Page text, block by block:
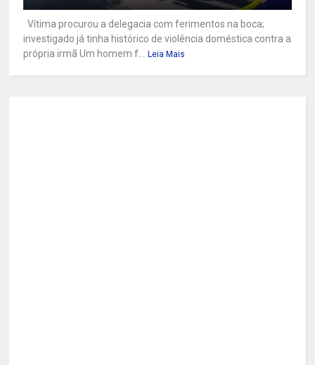
Vítima procurou a delegacia com ferimentos na boca;
investigado já tinha histórico de violência doméstica contra a
própria irmã Um homem f... Leia Mais